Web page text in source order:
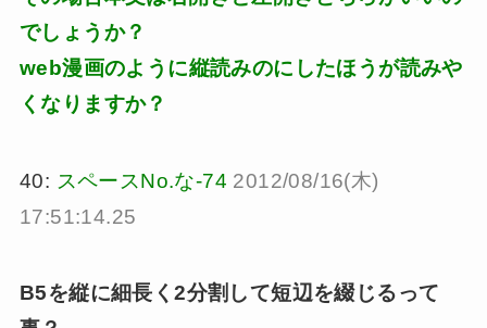
でしょうか？
web漫画のように縦読みのにしたほうが読みや
くなりますか？
40: スペースNo.な-74 2012/08/16(木)
17:51:14.25
B5を縦に細長く2分割して短辺を綴じるって